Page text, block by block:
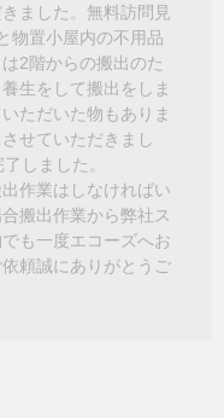
ました。無料訪問見
物置小屋内の不用品
2階からの搬出のた
生をして搬出をしま
ただいた物もありま
せていただきまし
しました。
作業はしなければい
搬出作業から弊社ス
も一度エコーズへお
頼誠にありがとうご